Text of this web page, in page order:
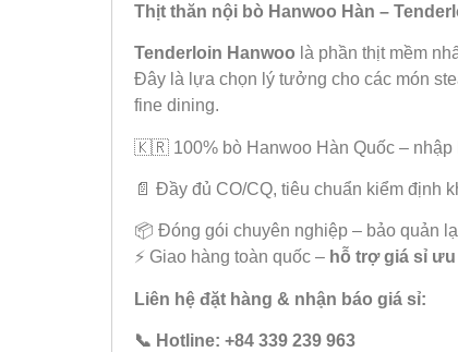
Thịt thăn nội bò Hanwoo Hàn –
Tenderloin Hanwoo là phần thịt mềm
Đây là lựa chọn lý tưởng cho các món
fine dining.
🇰🇷 100% bò Hanwoo Hàn Quốc – nhập
📄 Đầy đủ CO/CQ, tiêu chuẩn kiểm định
📦 Đóng gói chuyên nghiệp – bảo quản
⚡ Giao hàng toàn quốc – hỗ trợ giá sỉ
Liên hệ đặt hàng & nhận báo giá sỉ:
📞 Hotline: +84 339 239 963